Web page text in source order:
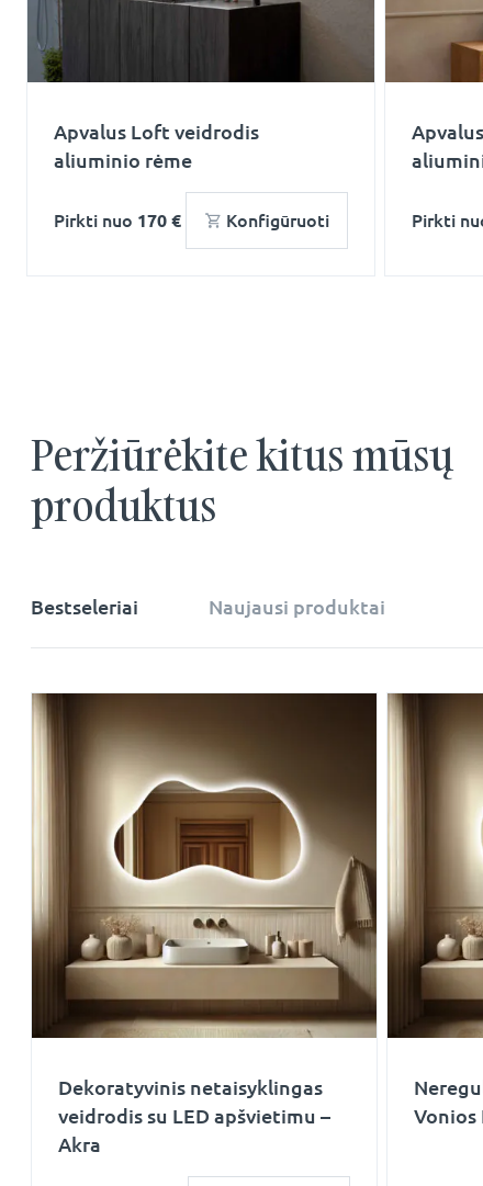
Apvalus Loft veidrodis
aliuminio rėme
Pirkti nuo 170 € Konfigūruoti Pirkti
Peržiūrėkite kitus mūsų
produktus
Bestseleriai Naujausi produktai
Dekoratyvinis netaisyklingas
veidrodis su LED apšvietimu –
Akra
Vonios